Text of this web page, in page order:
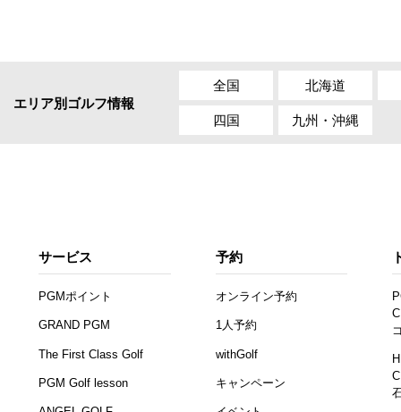
エリア別ゴルフ情報
全国 北海道
四国 九州・沖縄
サービス
PGMポイント
GRAND PGM
The First Class Golf
PGM Golf lesson
予約
オンライン予約
1人予約
withGolf
キャンペーン